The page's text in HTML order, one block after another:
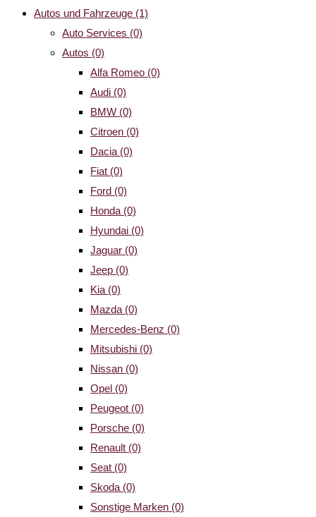
Autos und Fahrzeuge (1)
Auto Services (0)
Autos (0)
Alfa Romeo (0)
Audi (0)
BMW (0)
Citroen (0)
Dacia (0)
Fiat (0)
Ford (0)
Honda (0)
Hyundai (0)
Jaguar (0)
Jeep (0)
Kia (0)
Mazda (0)
Mercedes-Benz (0)
Mitsubishi (0)
Nissan (0)
Opel (0)
Peugeot (0)
Porsche (0)
Renault (0)
Seat (0)
Skoda (0)
Sonstige Marken (0)